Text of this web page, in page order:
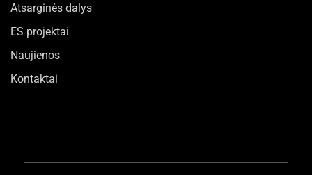
Atsarginės dalys
ES projektai
Naujienos
Kontaktai